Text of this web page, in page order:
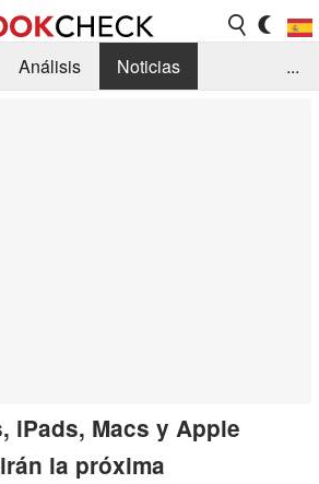
Análisis
Noticias
...
iPads, Macs y Apple
la próxima